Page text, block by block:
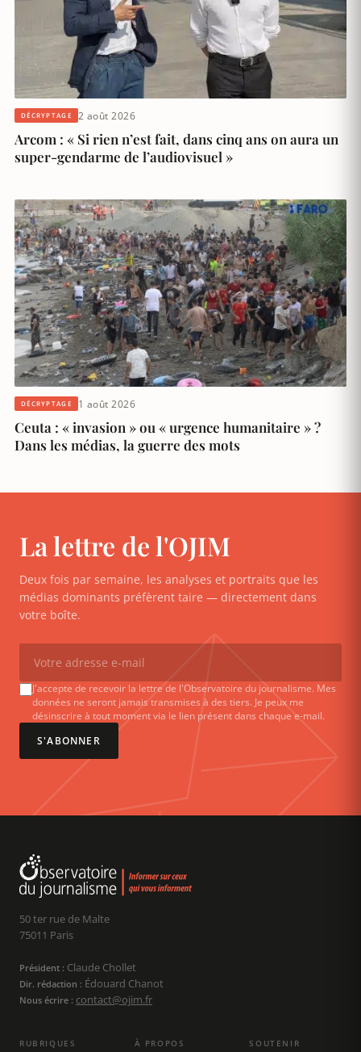
DÉCRYPTAGE 2 août 2026
Arcom : « Si rien n’est fait, dans cinq ans on aura un
super-gendarme de l’audiovisuel »
DÉCRYPTAGE 1 août 2026
Ceuta : « invasion » ou « urgence humanitaire » ?
Dans les médias, la guerre des mots
La lettre de l'OJIM
Deux fois par semaine, les analyses et portraits que les
médias dominants préfèrent taire — directement dans
votre boîte.
J'accepte de recevoir la lettre de l'Observatoire du journalisme. Mes
données ne seront jamais transmises à des tiers. Je peux me
désinscrire à tout moment via le lien présent dans chaque e-mail.
S'ABONNER
50 ter rue de Malte
75011 Paris
Président : Claude Chollet
Dir. rédaction : Édouard Chanot
Nous écrire : contact@ojim.fr
RUBRIQUES À PROPOS SOUTENIR